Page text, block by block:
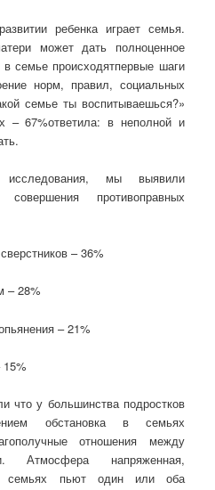
ребенка играет семья.
может дать полноценное
семье происходятпервые шаги
норм, правил, социальных
семье ты воспитываешься?»
– 67%ответила: в неполной и
мы выявили
противоправных
– 36%
– 28%
– 21%
что у большинства подростков
обстановка в семьях
отношения между
Атмосфера напряженная,
семьях пьют один или оба